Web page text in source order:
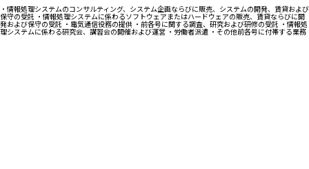
・情報処理システムのコンサルティング、システム企画ならびに販売、システムの開発、賃貸および
保守の受託 ・情報処理システムに係わるソフトウェアまたはハードウェアの販売、賃貸ならびに開
発および保守の受託 ・電気通信役務の提供 ・前各号に関する調査、研究および研修の受託 ・情報処
理システムに係わる研究会、講習会の開催および運営 ・労働者派遣 ・その他前各号に付帯する業務